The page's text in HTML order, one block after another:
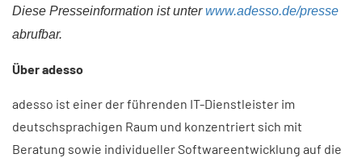
Diese Presseinformation ist unterwww.adesso.de/presse
abrufbar.
Über adesso
adesso ist einer der führenden IT-Dienstleister im
deutschsprachigen Raum und konzentriert sich mit
Beratung sowie individueller Softwareentwicklung auf die